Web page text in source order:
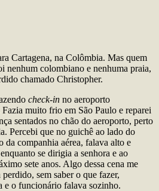
Cartagena, na Colômbia. Mas quem
nenhum colombiano e nenhuma praia,
chamado Christopher.
check-in no aeroporto
muito frio em São Paulo e reparei
sentados no chão do aeroporto, perto
Percebi que no guichê ao lado do
da companhia aérea, falava alto e
se dirigia a senhora e ao
sete anos. Algo dessa cena me
sem saber o que fazer,
e o funcionário falava sozinho.